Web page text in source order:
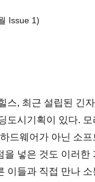
Issue 1)
스, 최근 설립된 긴
도시기획이 있다.
드웨어가 아닌 소
을 넣은 것도 이러
이들과 직접 만나